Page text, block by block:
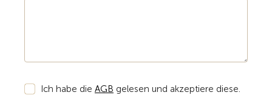
Ich habe die AGB gelesen und akzeptiere diese.